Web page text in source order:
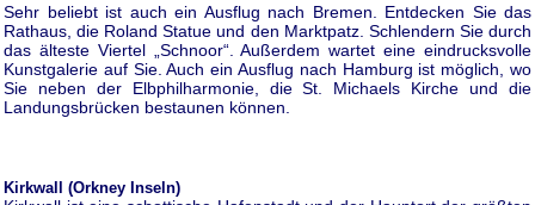
Sehr beliebt ist auch ein Ausflug nach Bremen. Entdecken Sie das
Rathaus, die Roland Statue und den Marktpatz. Schlendern Sie durch
das älteste Viertel „Schnoor“. Außerdem wartet eine eindrucksvolle
Kunstgalerie auf Sie. Auch ein Ausflug nach Hamburg ist möglich, wo
Sie neben der Elbphilharmonie, die St. Michaels Kirche und die
Landungsbrücken bestaunen können.
Kirkwall (Orkney Inseln)